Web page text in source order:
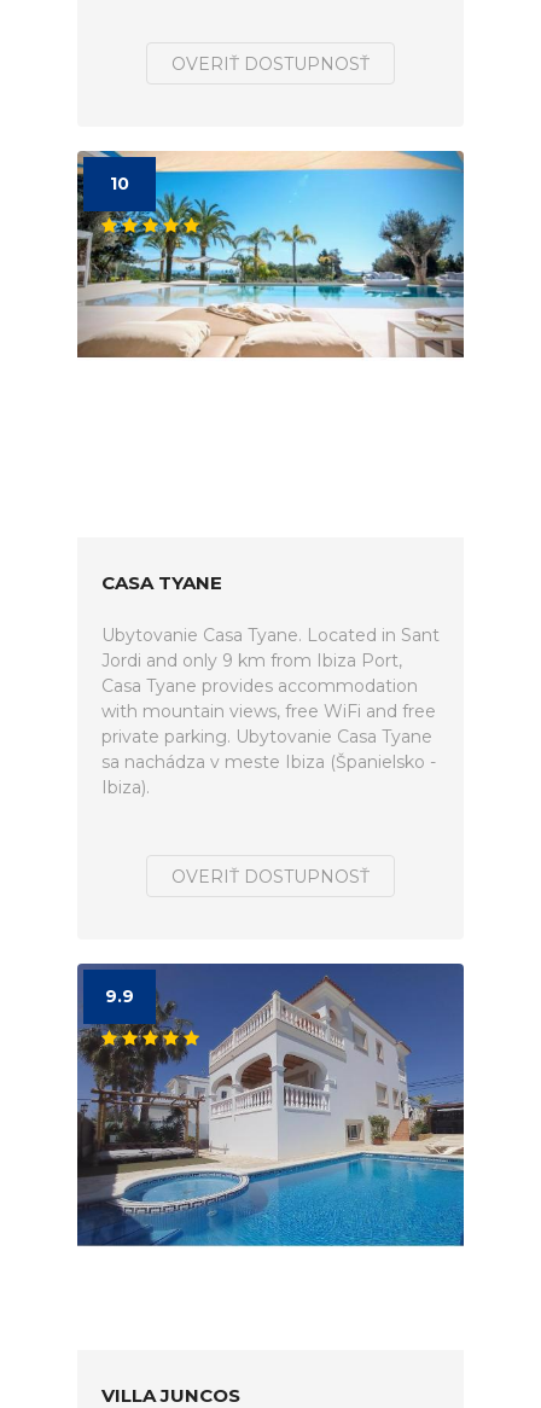
OVERIŤ DOSTUPNOSŤ
10
CASA TYANE
Ubytovanie Casa Tyane. Located in Sant
Jordi and only 9 km from Ibiza Port,
Casa Tyane provides accommodation
with mountain views, free WiFi and free
private parking. Ubytovanie Casa Tyane
sa nachádza v meste Ibiza (Španielsko -
Ibiza).
OVERIŤ DOSTUPNOSŤ
9.9
VILLA JUNCOS